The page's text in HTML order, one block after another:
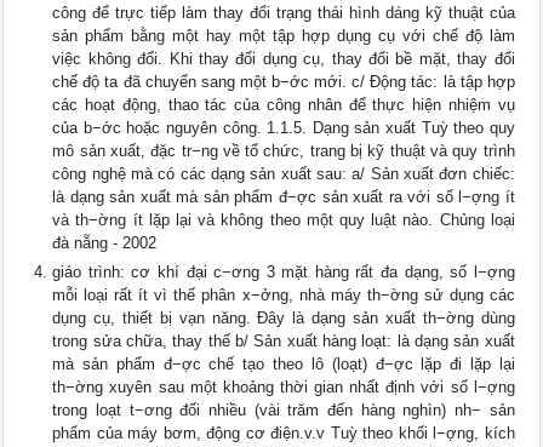
công để trực tiếp làm thay đổi trạng thái hình dáng kỹ thuật của
sản phẩm bằng một hay một tập hợp dụng cụ với chế độ làm
việc không đổi. Khi thay đổi dụng cụ, thay đổi bề mặt, thay đổi
chế độ ta đã chuyển sang một b−ớc mới. c/ Động tác: là tập hợp
các hoạt động, thao tác của công nhân để thực hiện nhiệm vụ
của b−ớc hoặc nguyên công. 1.1.5. Dạng sản xuất Tuỳ theo quy
mô sản xuất, đặc tr−ng về tổ chức, trang bị kỹ thuật và quy trình
công nghệ mà có các dạng sản xuất sau: a/ Sản xuất đơn chiếc:
là dạng sản xuất mà sản phẩm đ−ợc sản xuất ra với số l−ợng ít
và th−ờng ít lặp lại và không theo một quy luật nào. Chủng loại
đà nẵng - 2002
giáo trình: cơ khí đại c−ơng 3 mặt hàng rất đa dạng, số l−ợng
mỗi loại rất ít vì thế phân x−ởng, nhà máy th−ờng sử dụng các
dụng cụ, thiết bị vạn năng. Đây là dạng sản xuất th−ờng dùng
trong sửa chữa, thay thế b/ Sản xuất hàng loạt: là dạng sản xuất
mà sản phẩm đ−ợc chế tạo theo lô (loạt) đ−ợc lặp đi lặp lại
th−ờng xuyên sau một khoảng thời gian nhất định với số l−ợng
trong loạt t−ơng đối nhiều (vài trăm đến hàng nghìn) nh− sản
phẩm của máy bơm, động cơ điện.v.v Tuỳ theo khối l−ợng, kích